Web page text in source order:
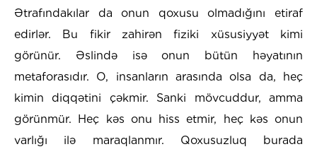
Ətrafındakılar da onun qoxusu olmadığını etiraf
edirlər. Bu fikir zahirən fiziki xüsusiyyət kimi
görünür. Əslində isə onun bütün həyatının
metaforasıdır. O, insanların arasında olsa da, heç
kimin diqqətini çəkmir. Sanki mövcuddur, amma
görünmür. Heç kəs onu hiss etmir, heç kəs onun
varlığı ilə maraqlanmır. Qoxusuzluq burada